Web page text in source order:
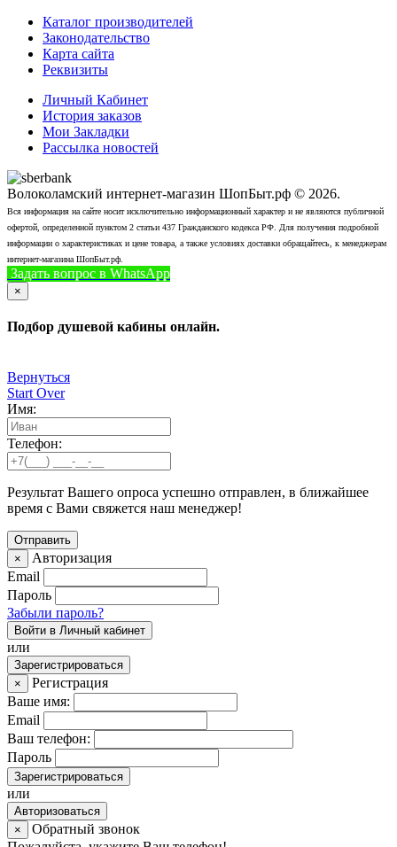
Каталог производителей
Законодательство
Карта сайта
Реквизиты
Личный Кабинет
История заказов
Мои Закладки
Рассылка новостей
Волоколамский интернет-магазин ШопБыт.рф © 2026.
Вся информация на сайте носит исключительно информационный характер и не являются публичной
офертой, определенной пунктом 2 статьи 437 Гражданского кодекса РФ. Для получения подробной
информации о характеристиках и цене товара, а также условиях доставки обращайтесь, к менеджерам
интернет-магазина ШопБыт.рф.
Задать вопрос в WhatsApp
×
Подбор душевой кабины онлайн.
Вернуться
Start Over
Имя:
Телефон:
Результат Вашего опроса успешно отправлен, в ближайшее
время с Вами свяжется наш менеджер!
×
Авторизация
Email
Пароль
Забыли пароль?
Войти в Личный кабинет
или
Зарегистрироваться
×
Регистрация
Ваше имя:
Email
Ваш телефон:
Пароль
Зарегистрироваться
или
Авторизоваться
×
Обратный звонок